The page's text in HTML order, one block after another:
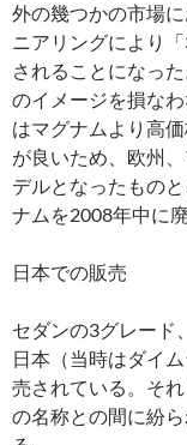
外の幾つかの市場
ニアリングにより
されることになっ
のイメージを損な
はマグナムより高
が良いため、欧州
デルとなったもの
ナムを2008年中に廃
日本での販売
セダンの3グレード
日本（当時はダイ
売されている。そ
の名称との間に紛